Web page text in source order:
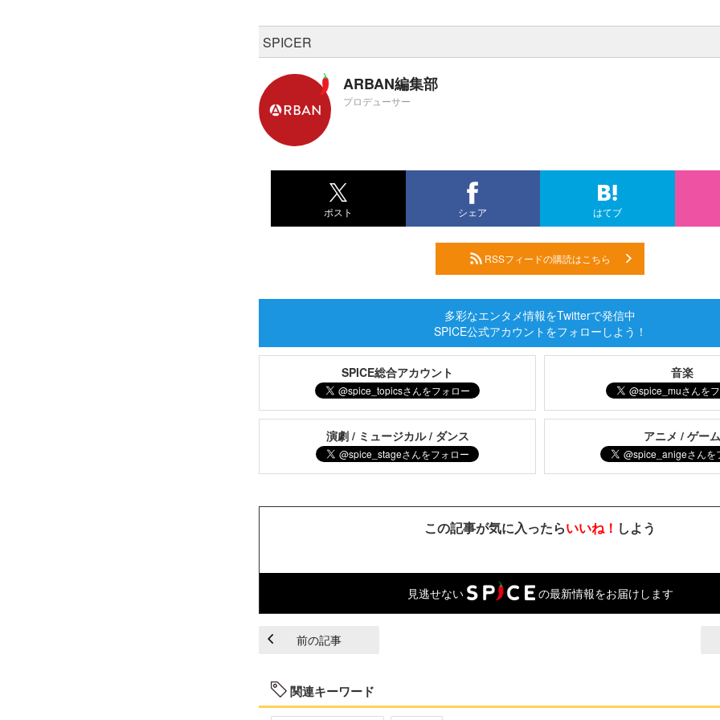
SPICER
ARBAN編集部
プロデューサー
ポスト シェア はてブ
RSSフィードの購読はこちら
多彩なエンタメ情報をTwitterで発信中
SPICE公式アカウントをフォローしよう！
SPICE総合アカウント 音楽
演劇 / ミュージカル / ダンス アニメ / ゲー
この記事が気に入ったらいいね！ しよう
見逃せない の最新情報をお届けします
前の記事
関連キーワード